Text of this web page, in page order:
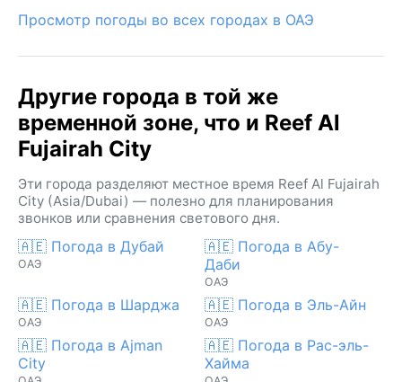
Просмотр погоды во всех городах в ОАЭ
Другие города в той же
временной зоне, что и Reef Al
Fujairah City
Эти города разделяют местное время Reef Al Fujairah
City (Asia/Dubai) — полезно для планирования
звонков или сравнения светового дня.
🇦🇪 Погода в Дубай
ОАЭ
🇦🇪 Погода в Абу-
Даби
ОАЭ
🇦🇪 Погода в Шарджа
ОАЭ
🇦🇪 Погода в Эль-Айн
ОАЭ
🇦🇪 Погода в Ajman
City
🇦🇪 Погода в Рас-эль-
Хайма